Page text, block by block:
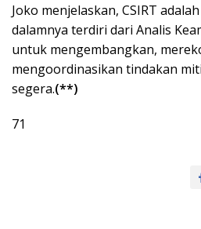
Joko menjelaskan, CSIRT
dalamnya terdiri dari Analis
untuk mengembangkan,
mengoordinasikan tindakan
segera.(**)
71